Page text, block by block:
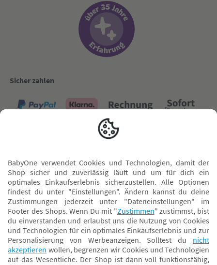
Sicher zahlen
Versand mit
* Alle Preise inkl. MwSt. und ggf. zzgl.Versandkosten. Der dargestellte Preis gilt -
abhängig von der von dir gewählten Option - im BabyOne-Onlineshop oder bei
Abholung in dem von dir gewählten BabyOne-Franchise-Betrieb. Der für den
Onlineshop geltende Preis stellt bei einem Verkauf durch unsere Franchise-